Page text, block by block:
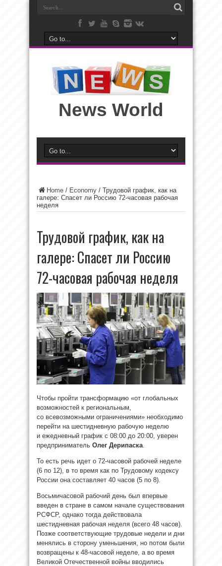
News World
Home / Economy / Трудовой график, как на
галере: Спасет ли Россию 72-часовая рабочая
неделя
Трудовой график, как на
галере: Спасет ли Россию
72-часовая рабочая неделя
Чтобы пройти трансформацию «от глобальных
возможностей к региональным,
со всевозможными ограничениями» необходимо
перейти на шестидневную рабочую неделю
и ежедневный график с 08:00 до 20:00, уверен
предприниматель Олег Дерипаска
То есть речь идет о 72-часовой рабочей неделе
(6 по 12), в то время как по Трудовому кодексу
России она составляет 40 часов (5 по 8).
Восьмичасовой рабочий день был впервые
введен в стране в самом начале существования
РСФСР, однако тогда действовала
шестидневная рабочая неделя (всего 48 часов).
Позже соответствующие трудовые недели и дни
менялись в сторону уменьшения, но потом были
возвращены к 48-часовой неделе, а во время
Великой Отечественной войны вводились